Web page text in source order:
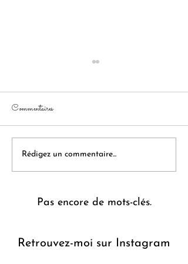
Chaussons aux pommes
Commentaires
Rédigez un commentaire...
Pas encore de mots-clés.
Retrouvez-moi sur Instagram